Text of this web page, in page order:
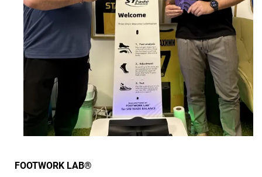
FOOTWORK LAB®